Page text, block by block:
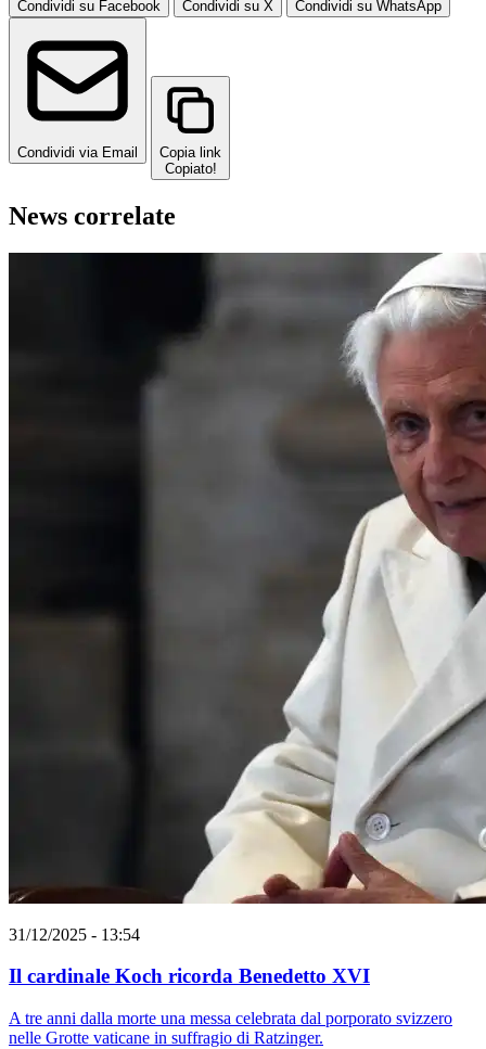
Condividi su Facebook Condividi su X Condividi su WhatsApp
Condividi via Email
Copia link
Copiato!
News correlate
31/12/2025 - 13:54
Il cardinale Koch ricorda Benedetto XVI
A tre anni dalla morte una messa celebrata dal porporato svizzero
nelle Grotte vaticane in suffragio di Ratzinger.